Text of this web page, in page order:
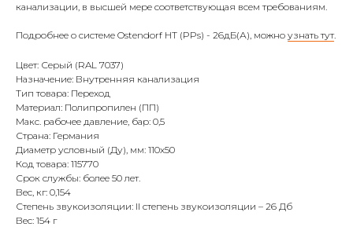
канализации, в высшей мере соответствующая всем требованиям.
Подробнее о системе Ostendorf HT (PPs) - 26дБ(А), можно узнать тут.
Цвет: Серый (RAL 7037)
Назначение: Внутренняя канализация
Тип товара: Переход
Материал: Полипропилен (ПП)
Макс. рабочее давление, бар: 0,5
Страна: Германия
Диаметр условный (Ду), мм: 110х50
Код товара: 115770
Срок службы: более 50 лет.
Вес, кг: 0,154
Степень звукоизоляции: II степень звукоизоляции – 26 Дб
Вес: 154 г